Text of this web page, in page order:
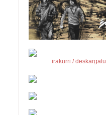
irakurri / deskargatu